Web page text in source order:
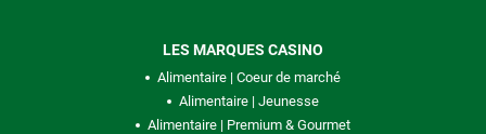
LES MARQUES CASINO
Alimentaire | Coeur de marché
Alimentaire | Jeunesse
Alimentaire | Premium & Gourmet